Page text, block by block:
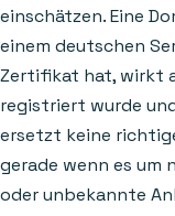
einschätzen. Eine
einem deutschen
Zertifikat hat, wirkt
registriert wurde
ersetzt keine
gerade wenn es um
oder unbekannte